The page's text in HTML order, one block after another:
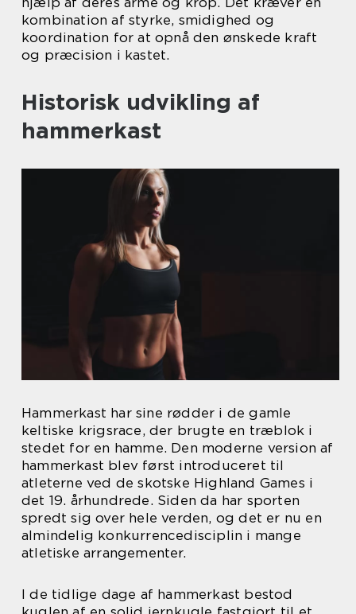
kombination af styrke, smidighed og
koordination for at opnå den ønskede kraft
og præcision i kastet.
Historisk udvikling af
hammerkast
Hammerkast har sine rødder i de gamle
keltiske krigsrace, der brugte en træblok i
stedet for en hamme. Den moderne version af
hammerkast blev først introduceret til
atleterne ved de skotske Highland Games i
det 19. århundrede. Siden da har sporten
spredt sig over hele verden, og det er nu en
almindelig konkurrencedisciplin i mange
atletiske arrangementer.
I de tidlige dage af hammerkast bestod